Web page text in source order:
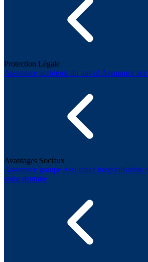
Protection Légale
Assurance accidents du travail Assurance
Avantages Sociaux
Assurance groupe Assurance hospitalisation
soins dentaire